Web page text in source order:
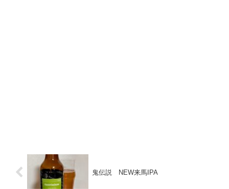
鬼伝説 NEW来馬IPA